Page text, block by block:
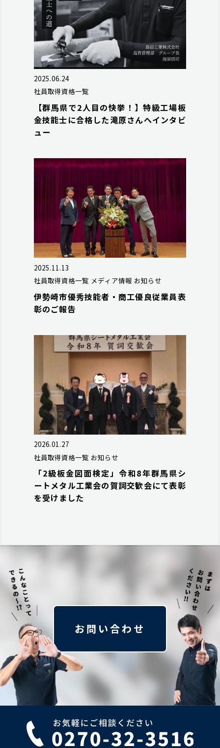
2025.06.24
社員取得資格一覧
【群馬県で2人目の快挙！】特級工場板
金技能士に合格した滝原さんへインタビ
ュー
2025.11.13
社員取得資格一覧 メディア情報 お知らせ
伊勢崎市優秀技能者・商工優良従業員表
彰のご報告
2026.01.27
社員取得資格一覧 お知らせ
「2級板金図面検定」令和8年群馬県シ
ートメタル工業会の賀詞交歓会にて表彰
を受けました
お問い合わせ